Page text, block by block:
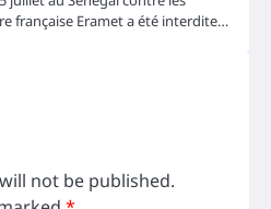
française Eramet a été interdite…
not be published.